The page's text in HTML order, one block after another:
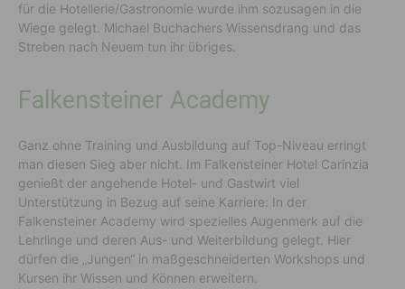
für die Hotellerie/Gastronomie wurde ihm sozusagen in die
Wiege gelegt. Michael Buchachers Wissensdrang und das
Streben nach Neuem tun ihr übriges.
Falkensteiner Academy
Ganz ohne Training und Ausbildung auf Top-Niveau erringt
man diesen Sieg aber nicht. Im Falkensteiner Hotel Carinzia
genießt der angehende Hotel- und Gastwirt viel
Unterstützung in Bezug auf seine Karriere: In der
Falkensteiner Academy wird spezielles Augenmerk auf die
Lehrlinge und deren Aus- und Weiterbildung gelegt. Hier
dürfen die „Jungen“ in maßgeschneiderten Workshops und
Kursen ihr Wissen und Können erweitern.